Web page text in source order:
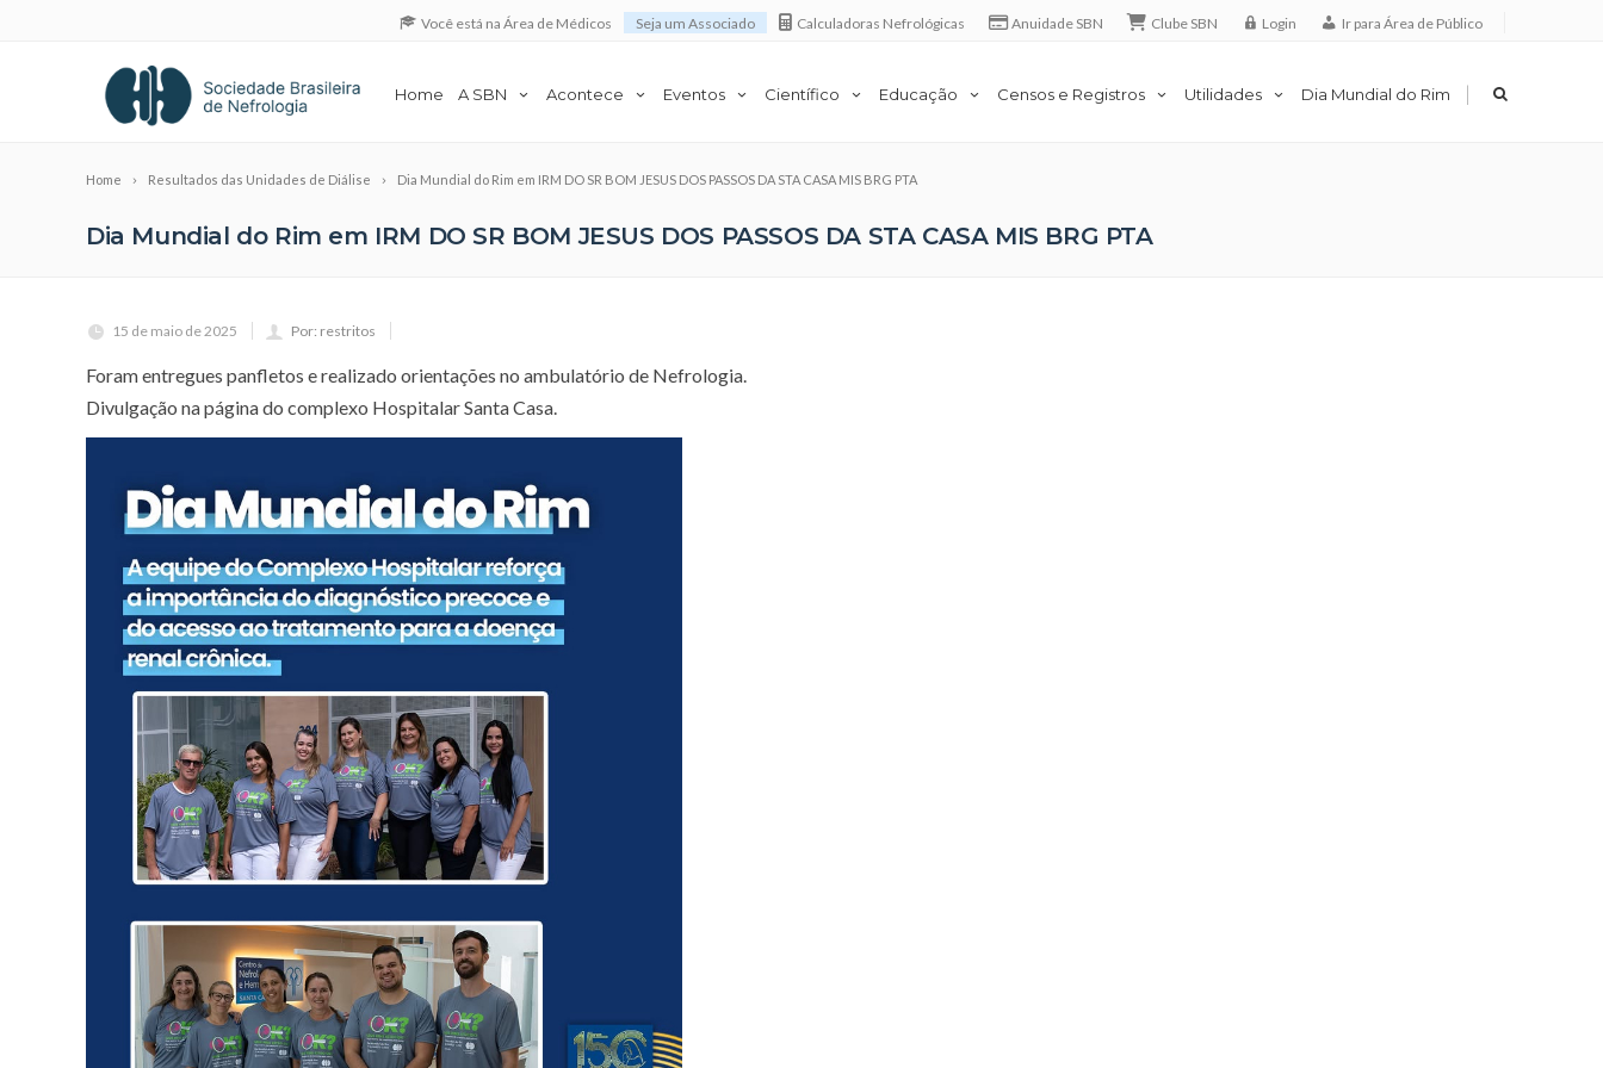
Você está na Área de Médicos Seja um Associado Calculadoras Nefrológicas Anuidade SBN Clube SBN Login Ir para Área de Público
Home A SBN Acontece Eventos Científico Educação Censos e Registros Utilidades Dia Mundial do Rim |
Home Resultados das Unidades de Diálise Dia Mundial do Rim em IRM DO SR BOM JESUS DOS PASSOS DA STA CASA MIS BRG PTA
Dia Mundial do Rim em IRM DO SR BOM JESUS DOS PASSOS DA STA CASA MIS BRG PTA
15 de maio de 2025 Por: restritos
Foram entregues panfletos e realizado orientações no ambulatório de Nefrologia.
Divulgação na página do complexo Hospitalar Santa Casa.